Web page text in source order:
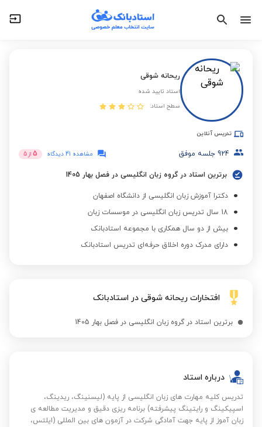
ریحانه شوقی
استاد تایید شده
سطح استاد:
تدریس آنلاین
924 جلسه موفق مشاهده 41 دیدگاه 5 از 5
برترین استاد در گروه زبان انگلیسی در فصل بهار 1405
دکترا آموزش زبان انگلیسی از دانشگاه اصفهان
18 سال تدریس زبان انگلیسی در موسسات زبان
بیش از دو سال همکاری با مجموعه استادبانک
دارای مدرک دوره اخلاق حرفه‌ای تدریس استادبانک
افتخارات ریحانه شوقی در استادبانک
برترین استاد در گروه زبان انگلیسی در فصل بهار 1405
درباره استاد
تدریس کلیه مهارت های زبان انگلیسی از پایه (لیسنینگ، ریدینگ،
اسپیکینگ و رایتینگ پیشرفته) برنامه ریزی دقیق و مدیریت مطالعه ی
زبان آموز از پایه جهت آمادگی شرکت در آزمون های بین المللی (ایلتس،